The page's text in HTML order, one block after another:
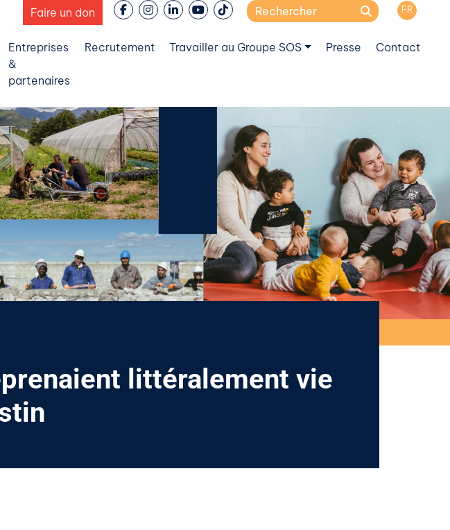
Faire un don
Search
FR
Entreprises
&
partenaires
Recrutement Travailler au Groupe SOS Presse Contact
littéralement vie